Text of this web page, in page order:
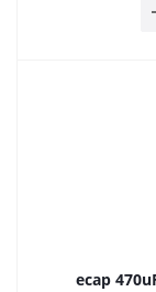
ecap 470uF/100V 105°С 2244 BP неполярный